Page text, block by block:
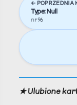
← POPRZEDNIA
Type: Null
nr 96
★ Ulubione